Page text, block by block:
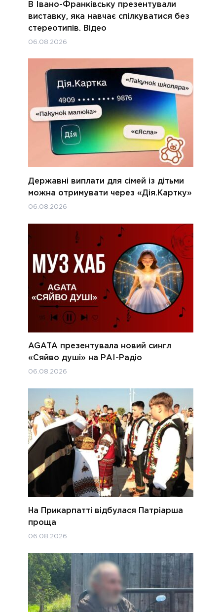
В Івано-Франківську презентували
виставку, яка навчає спілкуватися без
стереотипів. Відео
06.08.2026
Державні виплати для сімей із дітьми
можна отримувати через «Дія.Картку»
06.08.2026
AGATA презентувала новий сингл
«Сяйво душі» на РАІ-Радіо
06.08.2026
На Прикарпатті відбулася Патріарша
проща
06.08.2026